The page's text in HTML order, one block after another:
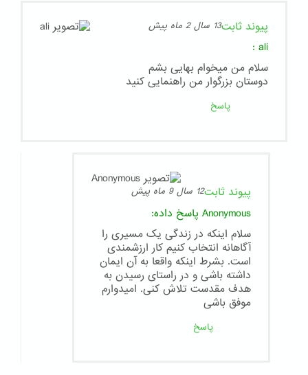
پیوند ثابت13 سال 2 ماه پیش
ali
:
سلام من میخوام بهایی بشم
دوستان بزرگوار من راهنمایی کنید
پاسخ
پیوند ثابت12 سال 9 ماه پیش
Anonymous پاسخ داده:
سلام اینکه در زندگی یک مسیری را
آگاهانه انتخاب کنیم کار ارزشمندی
است. بشرط اینکه واقعا به آن ایمان
داشته باشی و در راستای رسیدن به
هدف مقدست تلاش کنی. امیدوارم
موفق باشی
پاسخ